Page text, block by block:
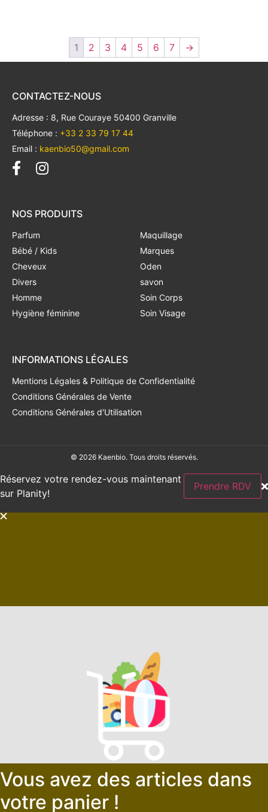
1 2 3 4 5 6 7 →
CONTACTEZ-NOUS
Adresse : 8, Rue Couraye 50400 Granville
Téléphone : +33 2 33 79 17 44
Email : kaenbio50@gmail.com
NOS PRODUITS
Parfum
Bébé / Kids
Cheveux
Divers
Homme
Hygiène féminine
Maquillage
Marques
Oden
savon
Soin Corps
Soin Visage
INFORMATIONS LÉGALES
Mentions Légales & Politique de Confidentialité
Conditions Générales de Vente
Conditions Générales d'Utilisation
© 2026 Kaenbio. Tous droits réservés.
Réservez votre rendez-vous maintenant
sur Planity!
Prendre RDV
Vous avez des articles dans
votre panier !